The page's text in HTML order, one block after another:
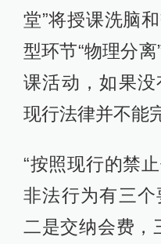
堂”将授课洗脑
型环节“物理分
课活动，如果
现行法律并不能
“按照现行的禁
非法行为有三个
二是交纳会费，